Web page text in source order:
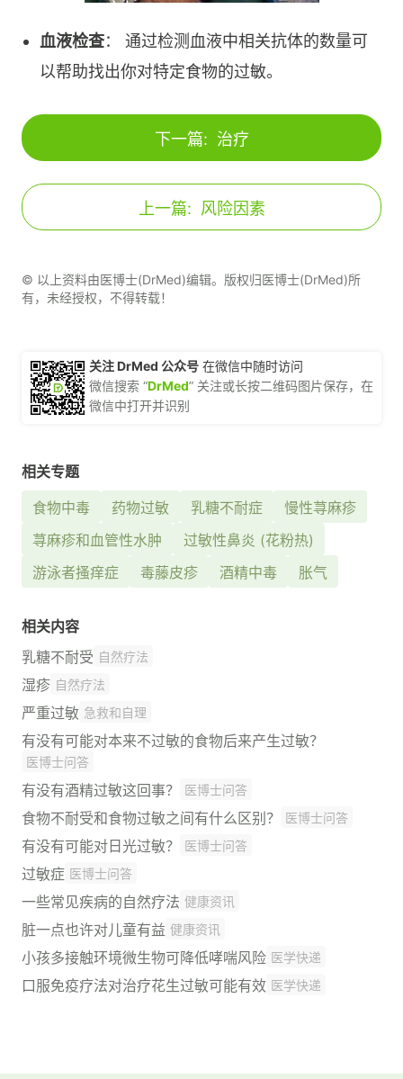
血液检查： 通过检测血液中相关抗体的数量可
以帮助找出你对特定食物的过敏。
上一篇: 风险因素
下一篇: 治疗
© 以上资料由医博士(DrMed)编辑。版权归医博士(DrMed)所
有，未经授权，不得转载！
关注 DrMed 公众号 在微信中随时访问
微信搜索 “DrMed” 关注或长按二维码图片保存，在
微信中打开并识别
相关专题
食物中毒
药物过敏 乳糖不耐症
慢性荨麻疹
荨麻疹和血管性水肿
过敏性鼻炎 (花粉热)
游泳者搔痒症
毒藤皮疹 酒精中毒 胀气
相关内容
乳糖不耐受 自然疗法
湿疹 自然疗法
严重过敏 急救和自理
有没有可能对本来不过敏的食物后来产生过敏？
医博士问答
有没有酒精过敏这回事？ 医博士问答
食物不耐受和食物过敏之间有什么区别？ 医博士问答
有没有可能对日光过敏？ 医博士问答
过敏症 医博士问答
一些常见疾病的自然疗法 健康资讯
脏一点也许对儿童有益 健康资讯
小孩多接触环境微生物可降低哮喘风险 医学快递
口服免疫疗法对治疗花生过敏可能有效 医学快递